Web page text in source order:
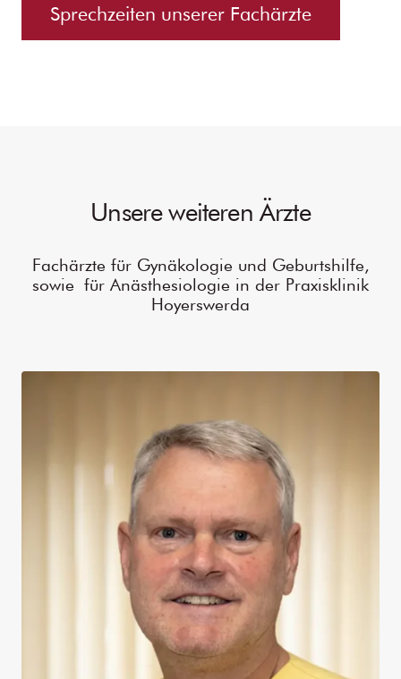
Sprechzeiten unserer Fachärzte
Unsere weiteren Ärzte
Fachärzte für Gynäkologie und Geburtshilfe,
sowie für Anästhesiologie in der Praxisklinik
Hoyerswerda